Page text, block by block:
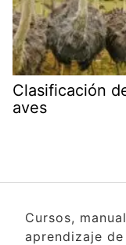
Clasificación
aves
Cursos,
aprendizaje